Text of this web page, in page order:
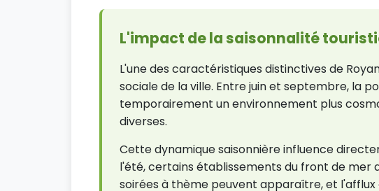
L'impact de la saisonnalité
L'une des caractéristiques distinctives de
sociale de la ville. Entre juin et septembre, la
temporairement un environnement plus
diverses.
Cette dynamique saisonnière influence
l'été, certains établissements du front de
soirées à thème peuvent apparaître, et